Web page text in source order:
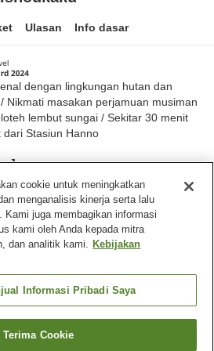
Ulasan Info dasar
dengan lingkungan hutan dan
Nikmati masakan perjamuan musiman
lembut sungai / Sekitar 30 menit
Stasiun Hanno
Jepang
130
Spa / Salon kecantikan
Lounge
Cari kamar
cookie untuk meningkatkan
menganalisis kinerja serta lalu
Kami juga membagikan informasi
kami oleh Anda kepada mitra
dan analitik kami. Kebijakan
Informasi Pribadi Saya
Terima Cookie